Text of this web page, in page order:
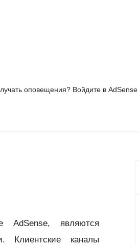
оповещения? Войдите в AdSense
AdSense, являются
Клиентские каналы